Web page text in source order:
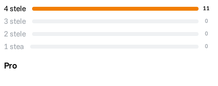
Plaja diafragme f/3.5-6.3f/22
Tip Focalizare
DIMENSIUNE / GREUTATE:
4 stele 11
3 stele 0
2 stele 0
1 stea 0
Pro